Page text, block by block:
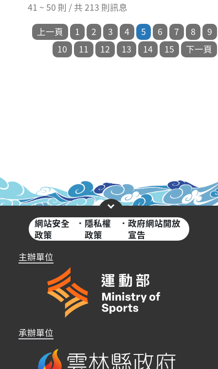
41 ~ 50 則 / 共 213 則訊息
網站安全
政策
· 隱私權
政策
·政府網站開放
宣告
主辦單位
承辦單位